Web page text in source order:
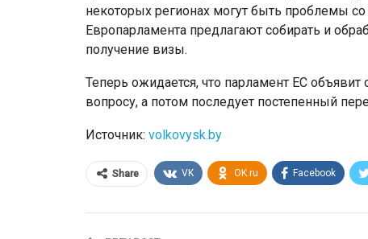
некоторых регионах могут быть проблемы
Европарламента предлагают собирать и
получение визы.
Теперь ожидается, что парламент ЕС
вопросу, а потом последует постепенный
Источник: volkovysk.by
Share VK OK.ru Facebook